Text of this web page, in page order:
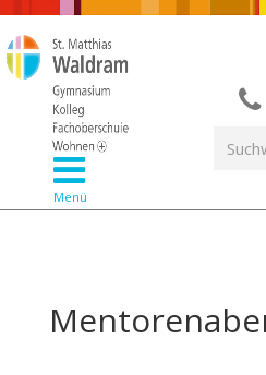
Menü